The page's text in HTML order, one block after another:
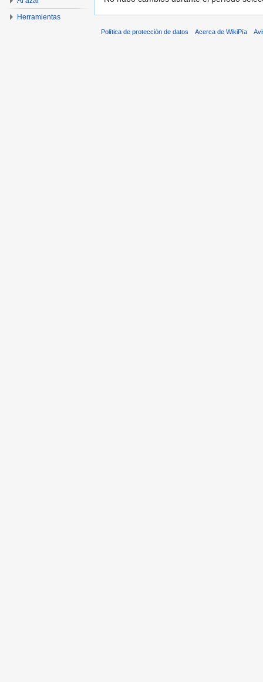
Herramientas
Política de protección de datos Acerca de WikiPía